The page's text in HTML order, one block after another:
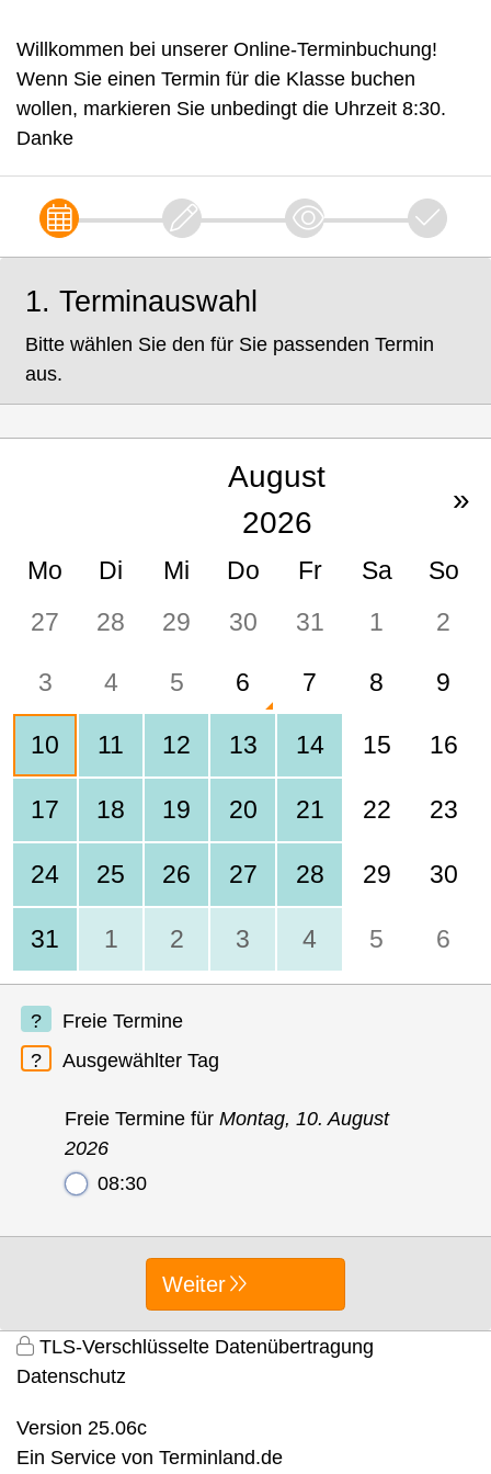
Willkommen bei unserer Online-Terminbuchung!
Wenn Sie einen Termin für die Klasse buchen
wollen, markieren Sie unbedingt die Uhrzeit 8:30.
Danke
1. Terminauswahl
Bitte wählen Sie den für Sie passenden Termin
aus.
August
2026
»
Mo Di Mi Do Fr Sa
So
27
28 29 30 31 1 2
3 4 5 6 7 8 9
10 11 12 13 14 15 16
17 18 19 20 21 22 23
24 25 26 27 28 29 30
31 1 2 3 4 5 6
Freie Termine
Ausgewählter Tag
Freie Termine für Montag, 10. August
2026
08:30
Weiter
TLS-Verschlüsselte Datenübertragung
Datenschutz
Version 25.06c
Ein Service von Terminland.de